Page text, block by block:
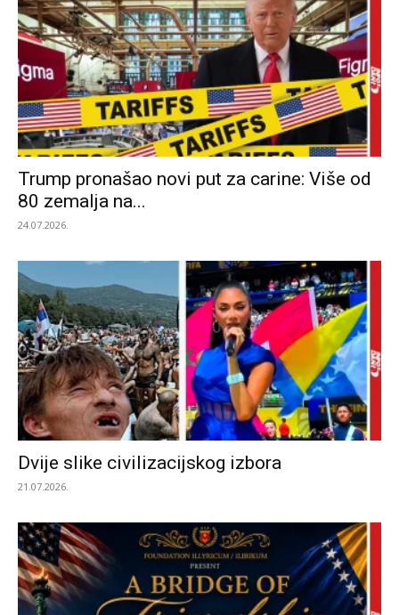
Trump pronašao novi put za carine: Više od
80 zemalja na...
24.07.2026.
Dvije slike civilizacijskog izbora
21.07.2026.